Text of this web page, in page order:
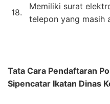
18.
Memiliki surat
telepon yang masih
Tata Cara Pendaftaran
Sipencatar Ikatan Dinas